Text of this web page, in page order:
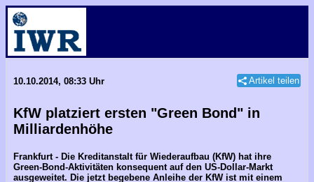
10.10.2014, 08:33 Uhr Artikel teilen
KfW platziert ersten "Green Bond" in
Milliardenhöhe
Frankfurt - Die Kreditanstalt für Wiederaufbau (KfW) hat ihre
Green-Bond-Aktivitäten konsequent auf den US-Dollar-Markt
ausgeweitet. Die jetzt begebene Anleihe der KfW ist mit einem